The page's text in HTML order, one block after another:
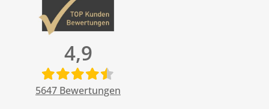
4,9
5647 Bewertungen